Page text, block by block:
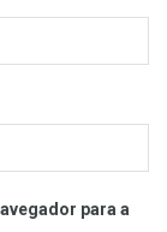
para a